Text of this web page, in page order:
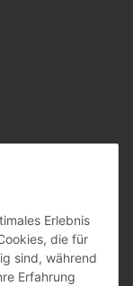
Erlebnis
die für
sind, während
Erfahrung